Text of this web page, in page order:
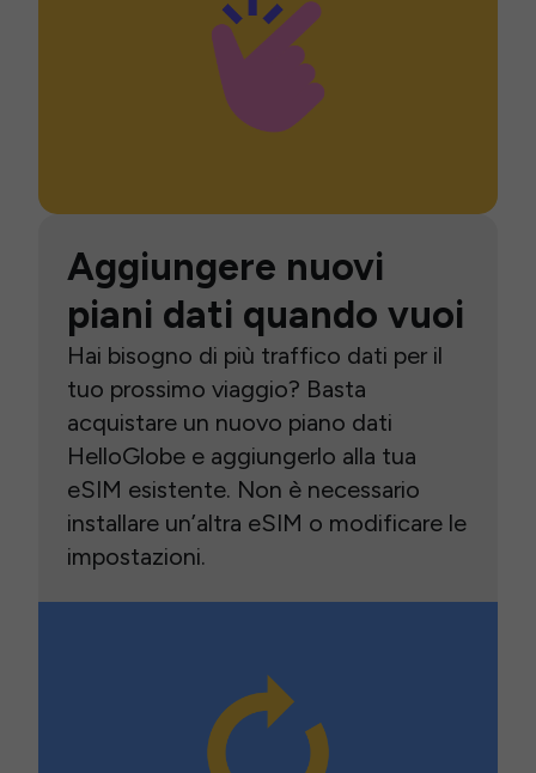
Aggiungere nuovi
piani dati quando vuoi
Hai bisogno di più traffico dati per il
tuo prossimo viaggio? Basta
acquistare un nuovo piano dati
HelloGlobe e aggiungerlo alla tua
eSIM esistente. Non è necessario
installare un’altra eSIM o modificare le
impostazioni.